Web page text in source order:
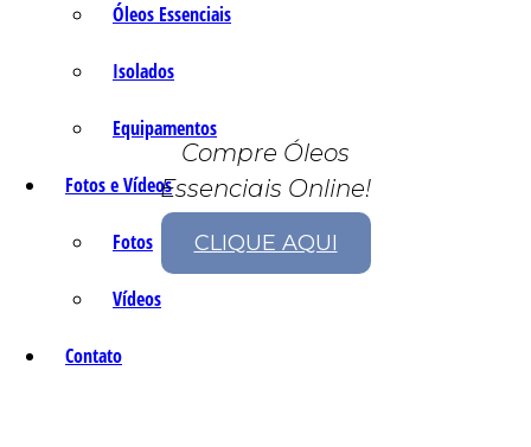
Óleos Essenciais
Isolados
Equipamentos
Fotos e Vídeos
Fotos
Vídeos
Contato
Compre Óleos
Essenciais Online!
CLIQUE AQUI